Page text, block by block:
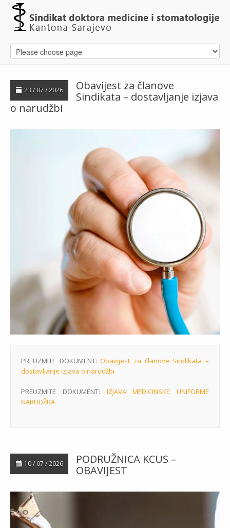
23 / 07 / 2026
Obavijest za članove
Sindikata – dostavljanje izjava
o narudžbi
PREUZMITE DOKUMENT:Obavijest za članove Sindikata –
dostavljanje izjava o narudžbi
PREUZMITE DOKUMENT: IZJAVA MEDICINSKE UNIFORME
NARUDŽBA
10 / 07 / 2026
PODRUŽNICA KCUS –
OBAVIJEST